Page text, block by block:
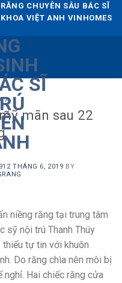
CHUYÊN SÂU BÁC SĨ
VIỆT ANH VINHOMES
mãn sau 22
12 THÁNG 6, 2019 BY
niềng răng tại trung tâm
sỹ nội trú Thanh Thúy
tự tin với khuôn
Do răng chìa nên môi bị
Hai chiếc răng cửa